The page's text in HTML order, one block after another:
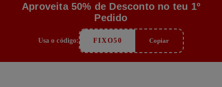
Aproveita 50% de Desconto no teu 1º
Pedido
Usa o código: FIXO50 Copiar